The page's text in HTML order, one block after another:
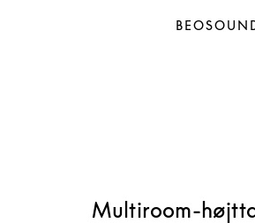
Multiroom-